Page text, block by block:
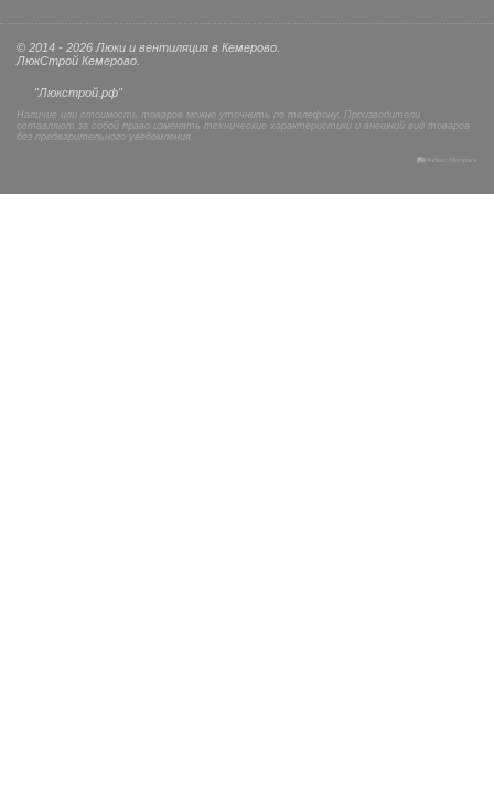
© 2014 - 2026 Люки и вентиляция в Кемерово.
ЛюкСтрой Кемерово.
"Люкстрой.рф"
Наличие или стоимость товаров можно уточнить по телефону. Производители
оставляют за собой право изменять технические характеристики и внешний вид товаров
без предварительного уведомления.